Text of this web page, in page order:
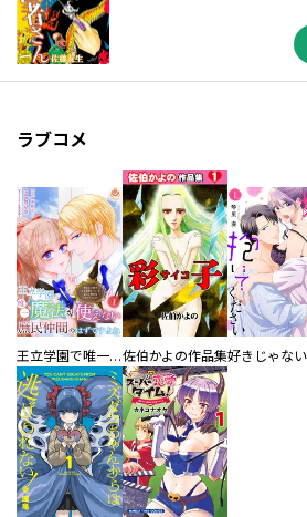
ラブコメ
王立学園で唯一魔法が使えない庶民仲間のはずですよね～実は王子様で私を溺愛しているなんて告白はやめてください～佐伯かよの作品集